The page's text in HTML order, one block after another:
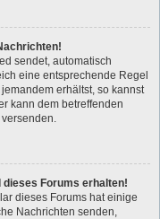
sendet, automatisch
eine entsprechende Regel
erhältst, so kannst
kann dem betreffenden
dieses Forums erhalten!
dieses Forums hat einige
Nachrichten senden,